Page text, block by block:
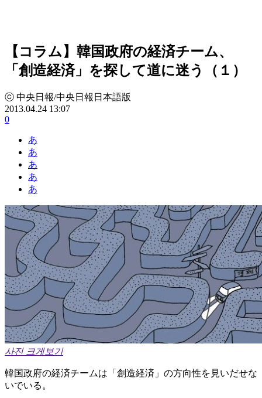
【コラム】韓国政府の経済チーム、
「創造経済」を探して道に迷う（１）
ⓒ 中央日報/中央日報日本語版
2013.04.24 13:07
0
あ
あ
あ
あ
あ
사진 크게보기
韓国政府の経済チームは「創造経済」の方向性を見いだせな
いでいる。